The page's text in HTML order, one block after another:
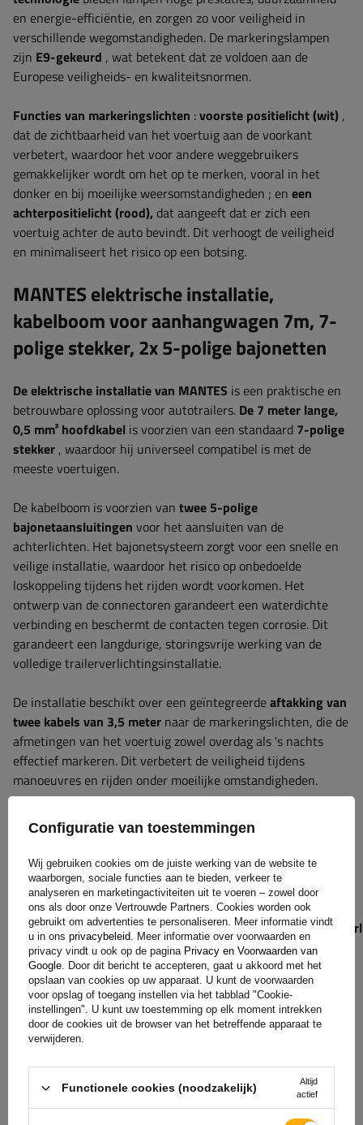
en energie-efficiëntie, en zorgen zo voor veiligheid in
verschillende wegomstandigheden. De markeringslampen
zijn E9-gekeurd , wat betekent datze voldoen aan de
Europese veiligheids- en kwaliteitsnormen.
Functies van markeringslichten :voorste positielicht (wit) ,
dat de zichtbaarheid van het voertuig aan de voorkant
verbetert, waardoor het voor andere weggebruikers
gemakkelijker wordt om het op te merken, vooral in het
donker en bij moeilijke weersomstandigheden ; en een
achterpositielicht (rood), dat aangeeft dat er zich een
voertuig achter de auto bevindt. Dit verhoogt de veiligheid
en minimaliseert het risico op een botsing.
MANTES elektrische installatie,
kabelboom voor aanhangwagen 7m, 7-
polige stekker, 2x 5-polige bajonetten
De elektrische installatie van MANTES is een praktische en
betrouwbare oplossing voor autotrailers. De 7 meter lange,
0,5 mm² hoofdkabel is voorzien van een standaard 7-polige
stekker , waardoor hij universeel compatibel is met de
meeste voertuigen.
De kabelboom is voorzien van twee 5-polige
bajonetaansluitingen voor het aansluiten van de
achterlichten. Het bajonetsysteem zorgt voor een snelle en
veilige installatie, waardoor het risico op onbedoelde
loskoppeling tijdens het rijden wordt voorkomen. Het
ontwerp van de connectoren garandeert een waterdichte
verbinding en beschermt de contacten tegen corrosie. Dit
garandeert een langdurige, storingsvrije werking van de
volledige trailerverlichtingsinstallatie.
De installatie beschikt over een geïntegreerdeaftakking van
twee kabels van 3,5 meter naar de markeringslichten, die de
afmetingen van het voertuig zowel overdag als 's nachts
effectief markeren. Dit verbetert de veiligheid tijdens
manoeuvres en rijden onder moeilijke omstandigheden.
Ondersteunde verlichtingsfuncties
positielicht wegwijzer remlicht
mistlamp markeringslicht
De kabelboom ondersteunt verlichtingsfuncties:
linker/rechterpositielicht, wat zorgt voor de zichtbaarheid
van het voertuig bij het rijden in het donker; linker/rechter
remlicht, signalering remmen; linkermistlamp, die de
veiligheid verhoogt bij moeilijke weersomstandigheden, zoals
mist of hevige regenval; linker/rechtermarkeringslichtdat
Configuratie van toestemmingen
Wij gebruiken cookies om de juiste werking van de website te
waarborgen, sociale functies aan te bieden, verkeer te
analyseren en marketingactiviteiten uit te voeren – zowel door
ons als door onze Vertrouwde Partners. Cookies worden ook
gebruikt om advertenties te personaliseren. Meer informatie vindt
u in ons privacybeleid. Meer informatie over voorwaarden en
privacy vindt u ook op de pagina Privacy en Voorwaarden van
Google. Door dit bericht te accepteren, gaat u akkoord met het
opslaan van cookies op uw apparaat. U kunt de voorwaarden
voor opslag of toegang instellen via het tabblad "Cookie-
instellingen". U kunt uw toestemming op elk moment intrekken
door de cookies uit de browser van het betreffende apparaat te
verwijderen.
Functionele cookies (noodzakelijk)
Altijd
actief